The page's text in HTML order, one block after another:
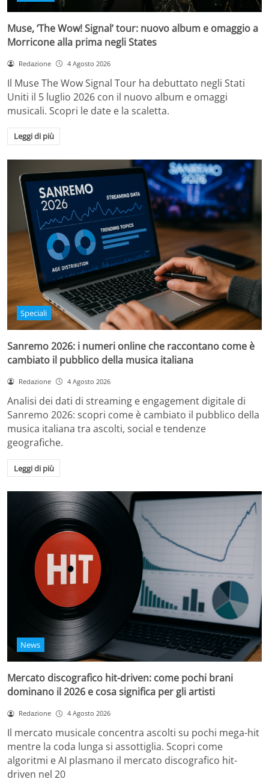
Muse, ‘The Wow! Signal’ tour: nuovo album e omaggio a
Morricone alla prima negli States
Redazione 4 Agosto 2026
Il Muse The Wow Signal Tour ha debuttato negli Stati
Uniti il 5 luglio 2026 con il nuovo album e omaggi
musicali. Scopri le date e la scaletta.
Leggi di più
Speciali
Sanremo 2026: i numeri online che raccontano come è
cambiato il pubblico della musica italiana
Redazione 4 Agosto 2026
Analisi dei dati di streaming e engagement digitale di
Sanremo 2026: scopri come è cambiato il pubblico della
musica italiana tra ascolti, social e tendenze
geografiche.
Leggi di più
News
Mercato discografico hit-driven: come pochi brani
dominano il 2026 e cosa significa per gli artisti
Redazione 4 Agosto 2026
Il mercato musicale concentra ascolti su pochi mega-hit
mentre la coda lunga si assottiglia. Scopri come
algoritmi e AI plasmano il mercato discografico hit-
driven nel 20